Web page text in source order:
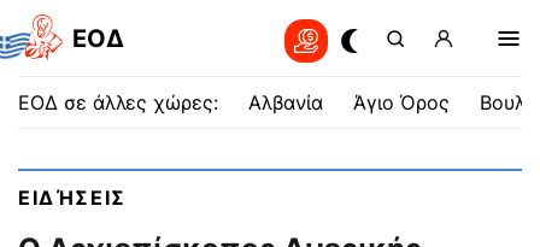
EOΔ
ΕΟΔ σε άλλες χώρες: Αλβανία Άγιο Όρος
ΕΙΔΉΣΕΙΣ